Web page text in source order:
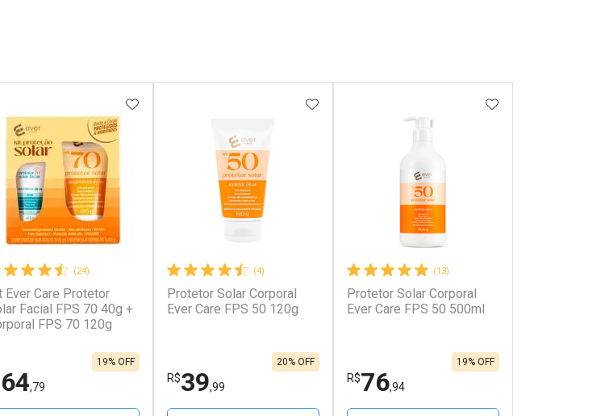
AOS FAVORITOS
(24)
Ever Care Protetor
Facial FPS 70 40g +
FPS 70 120g
64,79
19% OFF
ADICIONAR AOS FAVORITOS
(4)
Protetor Solar Corporal
Ever Care FPS 50 120g
R$39,99
20% OFF
ADICIONAR AOS FAVORITOS
(13)
Protetor Solar Corporal
Ever Care FPS 50 500ml
R$76,94
19% OFF
ADICIONAR AOS